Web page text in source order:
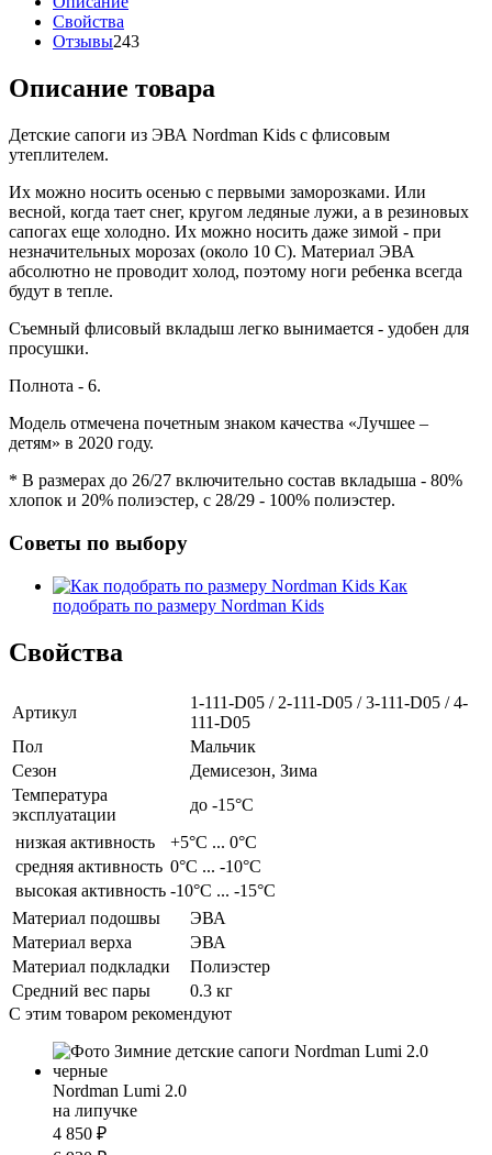
Свойства
Отзывы243
Описание товара
Детские сапоги из ЭВА Nordman Kids с флисовым
утеплителем.
Их можно носить осенью с первыми заморозками. Или
весной, когда тает снег, кругом ледяные лужи, а в резиновых
сапогах еще холодно. Их можно носить даже зимой - при
незначительных морозах (около 10 С). Материал ЭВА
абсолютно не проводит холод, поэтому ноги ребенка всегда
будут в тепле.
Съемный флисовый вкладыш легко вынимается - удобен для
просушки.
Полнота - 6.
Модель отмечена почетным знаком качества «Лучшее –
детям» в 2020 году.
* В размерах до 26/27 включительно состав вкладыша - 80%
хлопок и 20% полиэстер, с 28/29 - 100% полиэстер.
Советы по выбору
Как
подобрать по размеру Nordman Kids
Свойства
Артикул
1-111-D05 / 2-111-D05 / 3-111-D05 / 4-
111-D05
Пол
Мальчик
Сезон
Демисезон, Зима
Температура
эксплуатации
до -15°С
низкая активность
+5°С ... 0°С
средняя активность 0°С ... -10°С
высокая активность -10°С ... -15°С
Материал подошвы
ЭВА
Материал верха
ЭВА
Материал подкладки
Полиэстер
Средний вес пары
0.3 кг
С этим товаром рекомендуют
Nordman Lumi 2.0
на липучке
4 850 ₽